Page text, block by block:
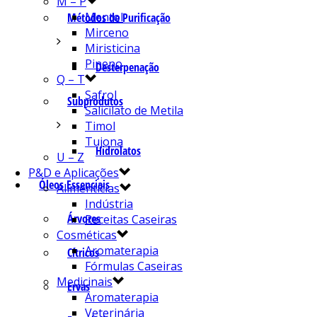
Métodos de Purificação
Desterpenação
Subprodutos
Hidrolatos
Óleos Essenciais
Árvores
Cítricos
Ervas
Mentol
Mirceno
Miristicina
Pineno
Q – T
Safrol
Salicilato de Metila
Timol
Tujona
U – Z
P&D e Aplicações
Alimentícias
Indústria
Receitas Caseiras
Cosméticas
Aromaterapia
Fórmulas Caseiras
Medicinais
Aromaterapia
Veterinária